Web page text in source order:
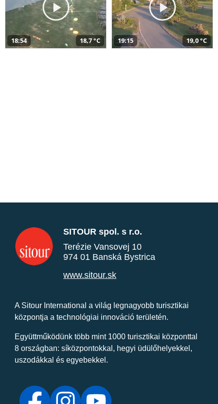
18:54 18,7 °C 19:15 19,0 °C
SITOUR spol. s r.o.
Terézie Vansovej 10
974 01 Banská Bystrica
www.sitour.sk
A Sitour International a világ legnagyobb turisztikai
központja a technológiai innováció területén.
Együttműködünk több mint 1000 turisztikai központtal
8 országban: síközpontokkal, hegyi üdülőhelyekkel,
uszodákkal és egyebekkel.